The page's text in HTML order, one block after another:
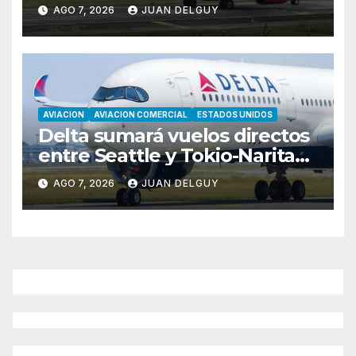
AGO 7, 2026 JUAN DELGUY
AVIACION AVIACION COMERCIAL ESTADOS UNIDOS
Delta sumará vuelos directos
entre Seattle y Tokio-Narita
desde marzo de 2027
AGO 7, 2026 JUAN DELGUY